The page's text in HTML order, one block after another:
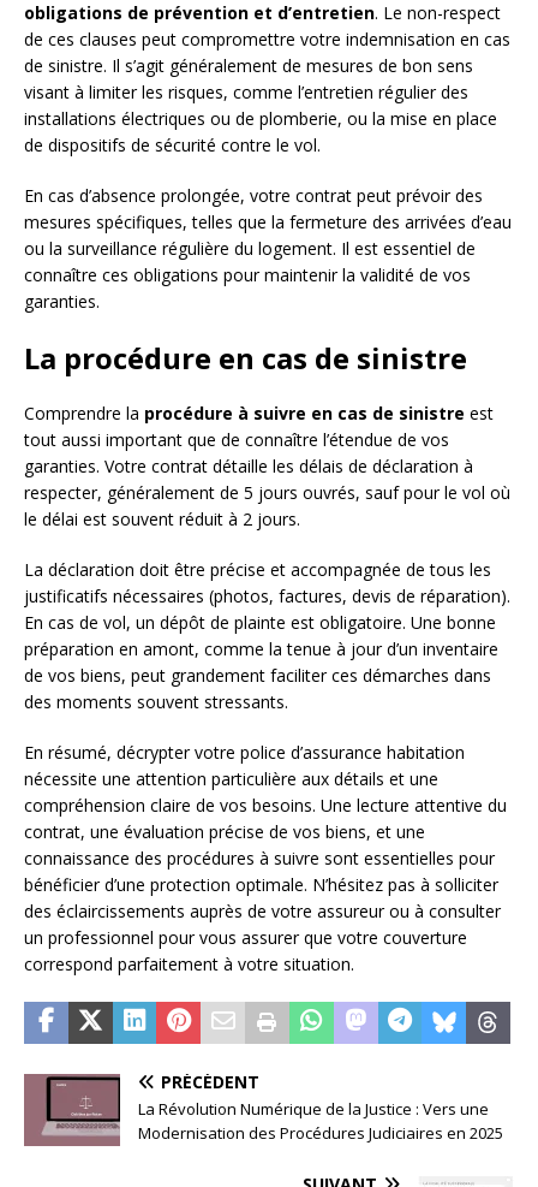
obligations de prévention et d’entretien. Le non-respect
de ces clauses peut compromettre votre indemnisation en cas
de sinistre. Il s’agit généralement de mesures de bon sens
visant à limiter les risques, comme l’entretien régulier des
installations électriques ou de plomberie, ou la mise en place
de dispositifs de sécurité contre le vol.
En cas d’absence prolongée, votre contrat peut prévoir des
mesures spécifiques, telles que la fermeture des arrivées d’eau
ou la surveillance régulière du logement. Il est essentiel de
connaître ces obligations pour maintenir la validité de vos
garanties.
La procédure en cas de sinistre
Comprendre la procédure à suivre en cas de sinistre est
tout aussi important que de connaître l’étendue de vos
garanties. Votre contrat détaille les délais de déclaration à
respecter, généralement de 5 jours ouvrés, sauf pour le vol où
le délai est souvent réduit à 2 jours.
La déclaration doit être précise et accompagnée de tous les
justificatifs nécessaires (photos, factures, devis de réparation).
En cas de vol, un dépôt de plainte est obligatoire. Une bonne
préparation en amont, comme la tenue à jour d’un inventaire
de vos biens, peut grandement faciliter ces démarches dans
des moments souvent stressants.
En résumé, décrypter votre police d’assurance habitation
nécessite une attention particulière aux détails et une
compréhension claire de vos besoins. Une lecture attentive du
contrat, une évaluation précise de vos biens, et une
connaissance des procédures à suivre sont essentielles pour
bénéficier d’une protection optimale. N’hésitez pas à solliciter
des éclaircissements auprès de votre assureur ou à consulter
un professionnel pour vous assurer que votre couverture
correspond parfaitement à votre situation.
PRÉCÉDENT
La Révolution Numérique de la Justice : Vers une
Modernisation des Procédures Judiciaires en 2025